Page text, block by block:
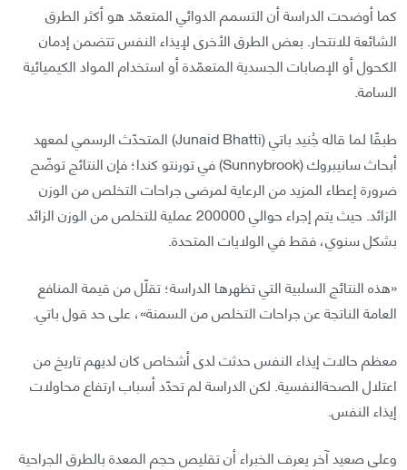
كما أوضحت الدراسة أن التسمم الدوائي المتعمّد هو أكثر الطرق
الشائعة للانتحار. بعض الطرق الأخرى لإيذاء النفس تتضمن إدمان
الكحول أو الإصابات الجسدية المتعمّدة أو استخدام المواد الكيميائية
السامة.
طبقًا لما قاله جُنيد باتي (Junaid Bhatti) المتحدّث الرسمي لمعهد
أبحاث سانيبروك (Sunnybrook) في تورنتو كندا؛ فإن النتائج توضّح
ضرورة إعطاء المزيد من الرعاية لمرضى جراحات التخلص من الوزن
الزائد. حيث يتم إجراء حوالي 200000 عملية للتخلص من الوزن الزائد
بشكل سنوي، فقط في الولايات المتحدة.
«هذه النتائج السلبية التي تظهرها الدراسة؛ تقلّل من قيمة المنافع
العامة الناتجة عن جراحات التخلص من السمنة»، على حد قول باتي.
معظم حالات إيذاء النفس حدثت لدى أشخاص كان لديهم تاريخ من
اعتلال الصحةالنفسية. لكن الدراسة لم تحدّد أسباب ارتفاع محاولات
إيذاء النفس.
وعلى صعيد آخر يعرف الخبراء أن تقليص حجم المعدة بالطرق الجراحية